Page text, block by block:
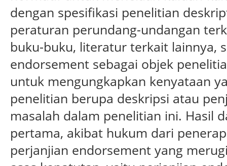
dengan spesifikasi penelitian
peraturan perundang-undangan
buku-buku, literatur terkait lainnya,
endorsement sebagai objek
untuk mengungkapkan kenyataan
penelitian berupa deskripsi atau
masalah dalam penelitian ini. Hasil
pertama, akibat hukum dari
perjanjian endorsement yang